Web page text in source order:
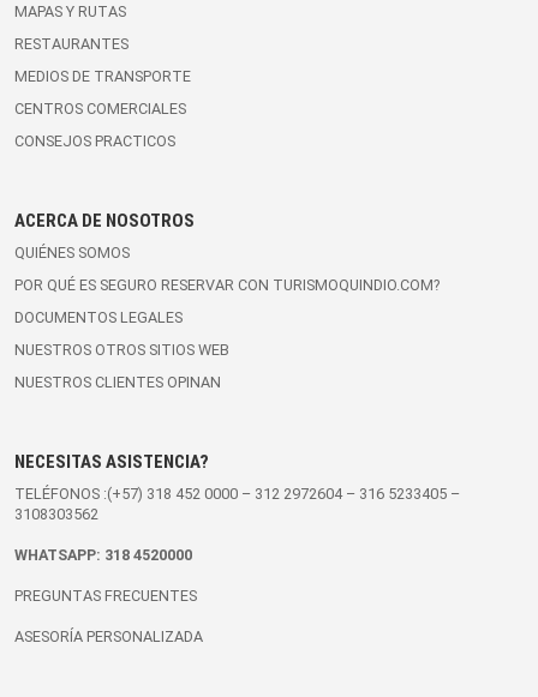
MAPAS Y RUTAS
RESTAURANTES
MEDIOS DE TRANSPORTE
CENTROS COMERCIALES
CONSEJOS PRACTICOS
ACERCA DE NOSOTROS
QUIÉNES SOMOS
POR QUÉ ES SEGURO RESERVAR CON TURISMOQUINDIO.COM?
DOCUMENTOS LEGALES
NUESTROS OTROS SITIOS WEB
NUESTROS CLIENTES OPINAN
NECESITAS ASISTENCIA?
TELÉFONOS :(+57) 318 452 0000 – 312 2972604– 316 5233405 –
3108303562
WHATSAPP: 318 4520000
PREGUNTAS FRECUENTES
ASESORÍA PERSONALIZADA